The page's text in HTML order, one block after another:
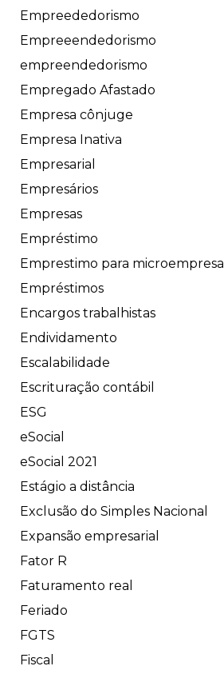
Empreededorismo
Empreeendedorismo
empreendedorismo
Empregado Afastado
Empresa cônjuge
Empresa Inativa
Empresarial
Empresários
Empresas
Empréstimo
Emprestimo para microempresa
Empréstimos
Encargos trabalhistas
Endividamento
Escalabilidade
Escrituração contábil
ESG
eSocial
eSocial 2021
Estágio a distância
Exclusão do Simples Nacional
Expansão empresarial
Fator R
Faturamento real
Feriado
FGTS
Fiscal